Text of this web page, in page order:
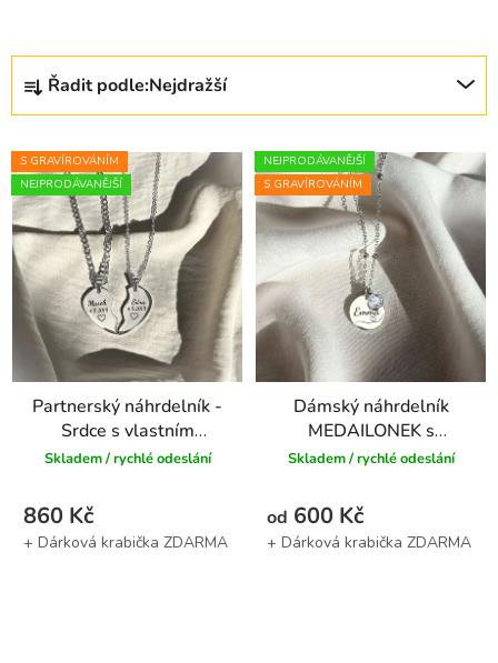
Řazení produktů
Řadit podle:Nejdražší
Výpis produktů
S GRAVÍROVÁNÍM
NEJPRODÁVANĚJŠÍ
Partnerský náhrdelník -
Srdce s vlastním
textem
Skladem / rychlé odeslání
860 Kč
NEJPRODÁVANĚJŠÍ
S GRAVÍROVÁNÍM
Dámský náhrdelník
MEDAILONEK s
vlastním TEXTEM -
Skladem / rychlé odeslání
od 600 Kč